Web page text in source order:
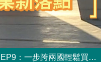
【短片】【港青在邊城新疆系列】EP9：一步跨兩國輕鬆買全球 意國歸僑創業新落點